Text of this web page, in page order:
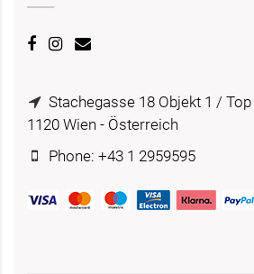
Stachegasse 18 Objekt 1 / Top
1120 Wien - Österreich
Phone: +43 1 2959595